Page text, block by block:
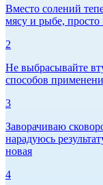
Вместо солений
мясу и рыбе, просто
2
Не выбрасывайте
способов
3
Заворачиваю
нарадуюсь
новая
4